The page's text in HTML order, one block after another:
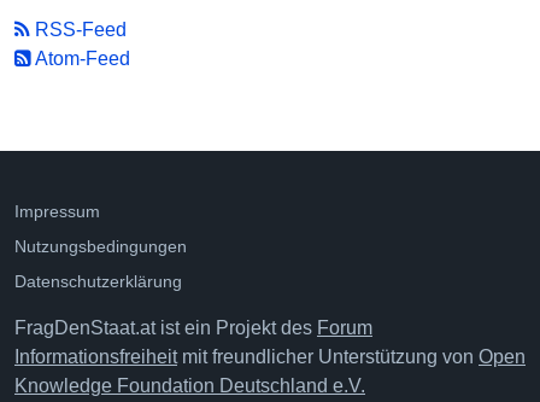
RSS-Feed
Atom-Feed
Impressum
Nutzungsbedingungen
Datenschutzerklärung
FragDenStaat.at ist ein Projekt des Forum
Informationsfreiheitmit freundlicher Unterstützung von Open
Knowledge Foundation Deutschland e.V.